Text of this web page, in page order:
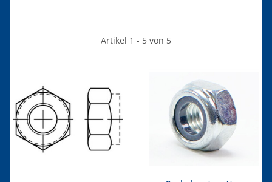
Artikel 1 - 5 von 5